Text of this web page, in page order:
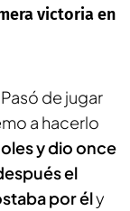
victoria en
de jugar
a hacerlo
y dio once
el
por ély